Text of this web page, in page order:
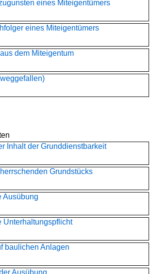
eines Miteigentümers
eines Miteigentümers
dem Miteigentum
Inhalt der Grunddienstbarkeit
Grundstücks
Ausübung
Unterhaltungspflicht
baulichen Anlagen
Ausübung